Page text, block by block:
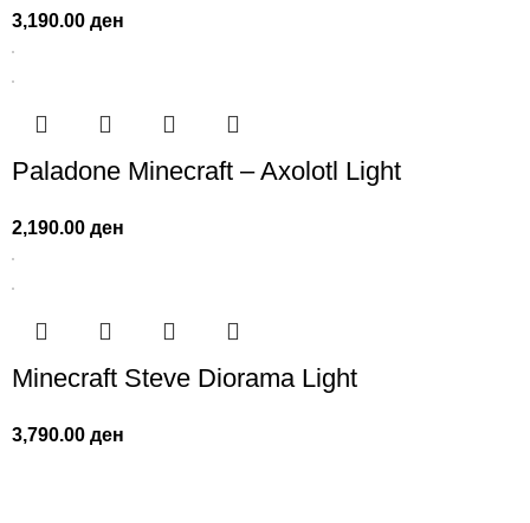
3,190.00ден
Paladone Minecraft – Axolotl Light
2,190.00ден
Minecraft Steve Diorama Light
3,790.00ден